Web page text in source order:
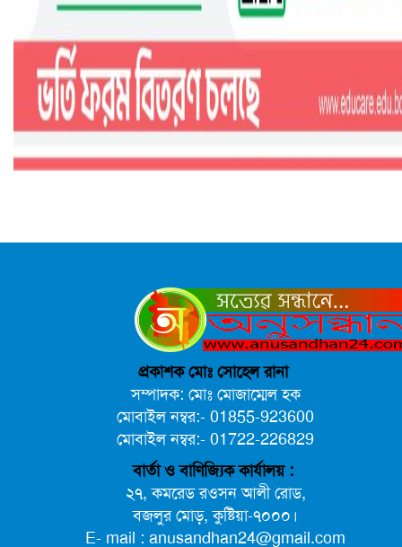
প্রকাশক মোঃ সোহেল রানা
সম্পাদক: মোঃ মোজাম্মেল হক
মোবাইল নম্বর:- 01855-923600
মোবাইল নম্বর:- 01722-226829
বার্তা ও বাণিজ্যিক কার্যালয় :
২৭, কমরেড রওসন আলী রোড,
বজলুর মোড়, কুষ্টিয়া-৭০০০।
E- mail : anusandhan24@gmail.com